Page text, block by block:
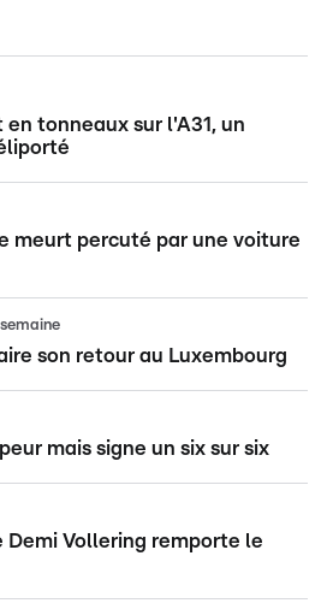
tonneaux sur l'A31, un
meurt percuté par une voiture
son retour au Luxembourg
mais signe un six sur six
Demi Vollering remporte le